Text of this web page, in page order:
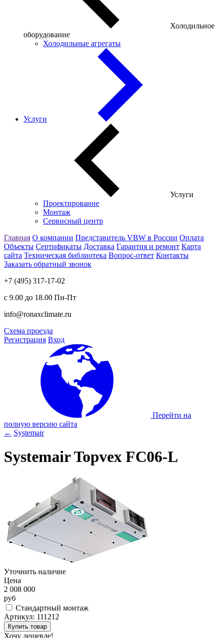
Холодильное
оборудование
Холодильные агрегаты
Услуги
Услуги
Проектирование
Монтаж
Сервисный центр
Главная О компании Представитель VBW в России Оплата
Объекты Сертификаты Доставка Гарантия и ремонт Карта
сайта Техническая библиотека Вопрос-ответ Контакты
Заказать обратный звонок
+7 (495) 317-17-02
с 9.00 до 18.00 Пн-Пт
info@ronaxclimate.ru
Схема проезда
Регистрация Вход
Перейти на
полную версию сайта
← Systemair
Systemair Topvex FC06-L
Уточнить наличие
Цена
2 008 000
руб
Стандартный монтаж
Артикул: 111212
Хочу дешевле!